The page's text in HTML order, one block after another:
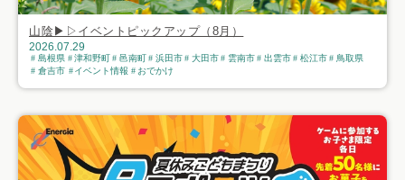
山陰▶▷イベントピックアップ（8月）
2026.07.29
島根県 津和野町 邑南町 浜田市 大田市 雲南市 出雲市 松江市
鳥取県
倉吉市
イベント情報 おでかけ